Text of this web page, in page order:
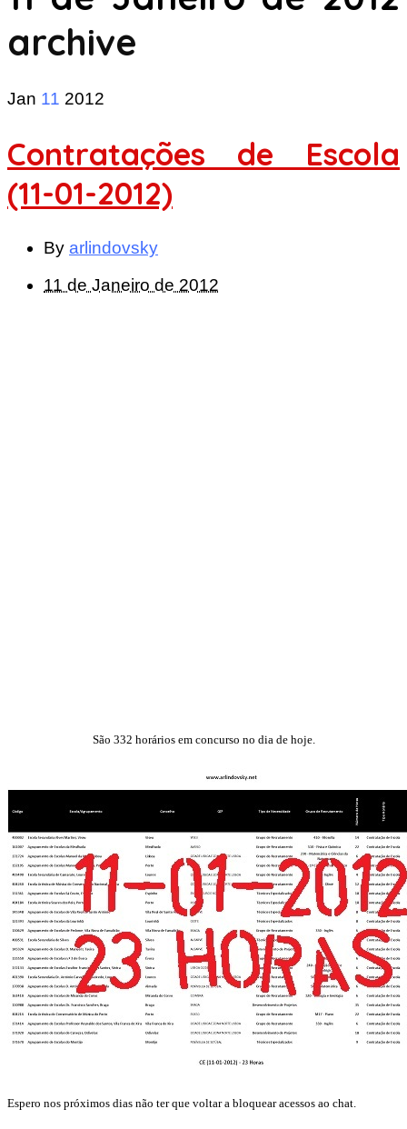
archive
Jan 11 2012
Contratações de Escola
(11-01-2012)
By arlindovsky
11 de Janeiro de 2012
São 332 horários em concurso no dia de hoje.
Espero nos próximos dias não ter que voltar a bloquear acessos ao chat.